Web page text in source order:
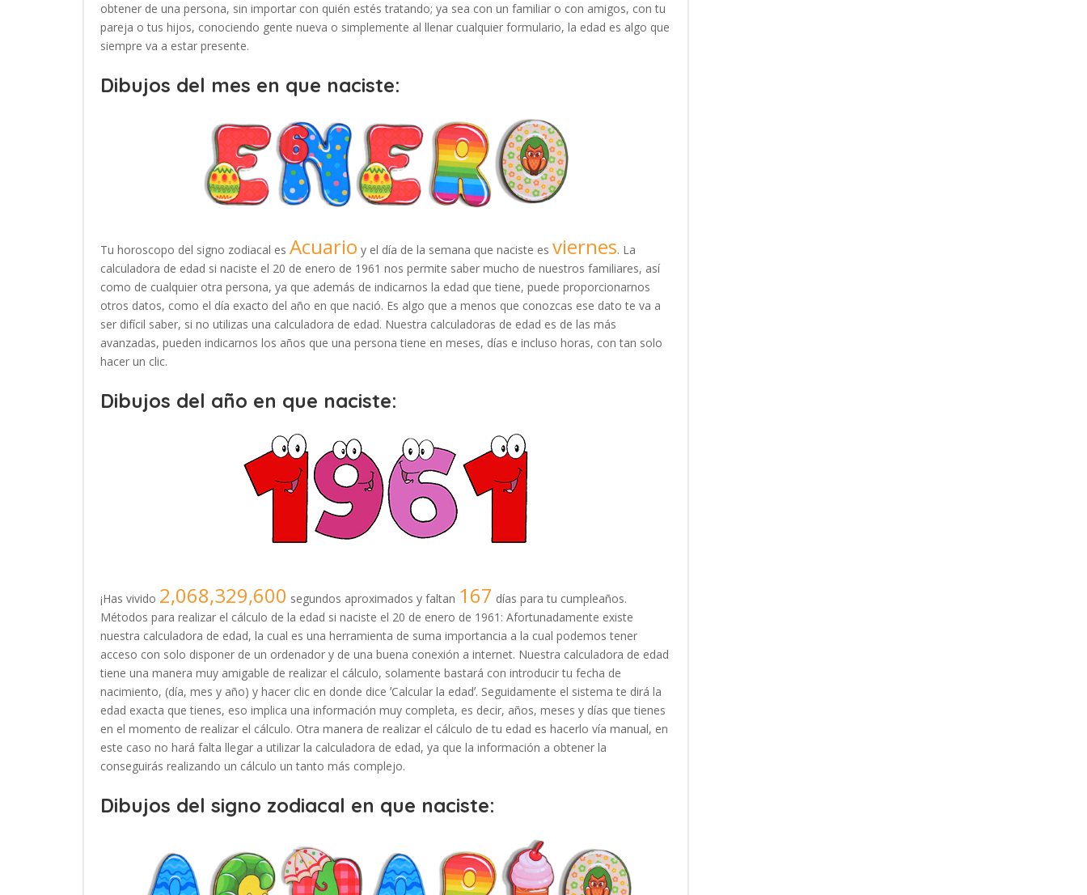
obtener de una persona, sin importar con quién estés tratando; ya sea con un familiar o con amigos, con tu
pareja o tus hijos, conociendo gente nueva o simplemente al llenar cualquier formulario, la edad es algo que
siempre va a estar presente.
Dibujos del mes en que naciste:
Tu horoscopo del signo zodiacal es Acuario y el día de la semana que naciste es viernes. La
calculadora de edad si naciste el 20 de enero de 1961 nos permite saber mucho de nuestros familiares, así
como de cualquier otra persona, ya que además de indicarnos la edad que tiene, puede proporcionarnos
otros datos, como el día exacto del año en que nació. Es algo que a menos que conozcas ese dato te va a
ser difícil saber, si no utilizas una calculadora de edad. Nuestra calculadoras de edad es de las más
avanzadas, pueden indicarnos los años que una persona tiene en meses, días e incluso horas, con tan solo
hacer un clic.
Dibujos del año en que naciste:
¡Has vivido 2,068,329,600 segundos aproximados y faltan 167 días para tu cumpleaños.
Métodos para realizar el cálculo de la edad si naciste el 20 de enero de 1961: Afortunadamente existe
nuestra calculadora de edad, la cual es una herramienta de suma importancia a la cual podemos tener
acceso con solo disponer de un ordenador y de una buena conexión a internet. Nuestra calculadora de edad
tiene una manera muy amigable de realizar el cálculo, solamente bastará con introducir tu fecha de
nacimiento, (día, mes y año) y hacer clic en donde dice ʼCalcular la edadʼ. Seguidamente el sistema te dirá la
edad exacta que tienes, eso implica una información muy completa, es decir, años, meses y días que tienes
en el momento de realizar el cálculo. Otra manera de realizar el cálculo de tu edad es hacerlo vía manual, en
este caso no hará falta llegar a utilizar la calculadora de edad, ya que la información a obtener la
conseguirás realizando un cálculo un tanto más complejo.
Dibujos del signo zodiacal en que naciste: